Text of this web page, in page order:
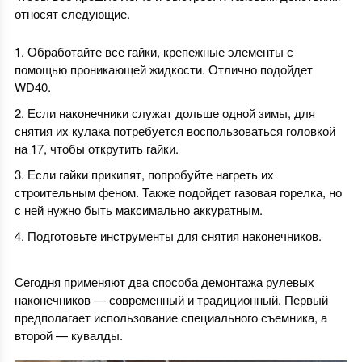
относят следующие.
Обработайте все гайки, крепежные элементы с
помощью проникающей жидкости. Отлично подойдет
WD40.
Если наконечники служат дольше одной зимы, для
снятия их кулака потребуется воспользоваться головкой
на 17, чтобы открутить гайки.
Если гайки прикипят, попробуйте нагреть их
строительным феном. Также подойдет газовая горелка, но
с ней нужно быть максимально аккуратным.
Подготовьте инструменты для снятия наконечников.
Сегодня применяют два способа демонтажа рулевых
наконечников — современный и традиционный. Первый
предполагает использование специального съемника, а
второй — кувалды.